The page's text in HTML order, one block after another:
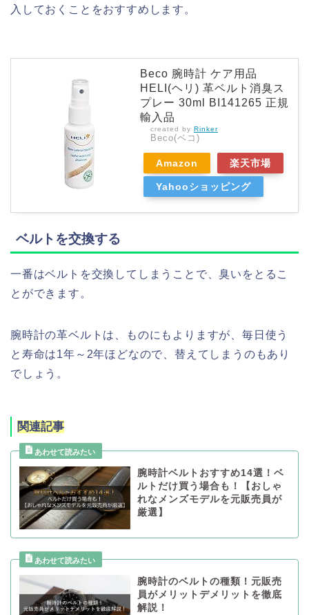
入しておくことをおすすめします。
Beco 腕時計 ケア用品
HELI(ヘリ) 革ベルト消臭ス
プレー 30ml BI141265 正規
輸入品
created by Rinker
Beco(ベコ)
Amazon 楽天市場
Yahooショッピング
ベルトを交換する
一番はベルトを交換してしまうことで、臭いをとるこ
とができます。
腕時計の革ベルトは、ものにもよりますが、毎日使う
と寿命は1年～2年ほどなので、替えてしまうのもあり
でしょう。
関連記事
腕時計ベルトおすすめ14選！ベ
ルトだけ買う場合も！【おしゃ
れなメンズモデルを元販売員が
厳選】
腕時計のベルトの種類！元販売
員がメリットデメリットを徹底
解説！